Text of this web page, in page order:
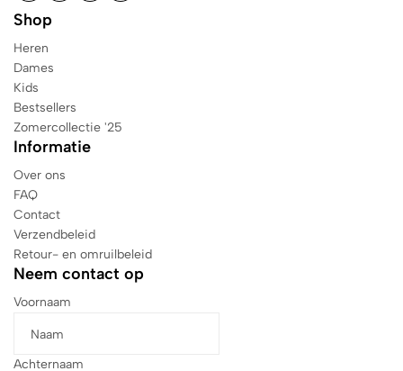
Shop
Heren
Dames
Kids
Bestsellers
Zomercollectie '25
Informatie
Over ons
FAQ
Contact
Verzendbeleid
Retour- en omruilbeleid
Neem contact op
Voornaam
Achternaam